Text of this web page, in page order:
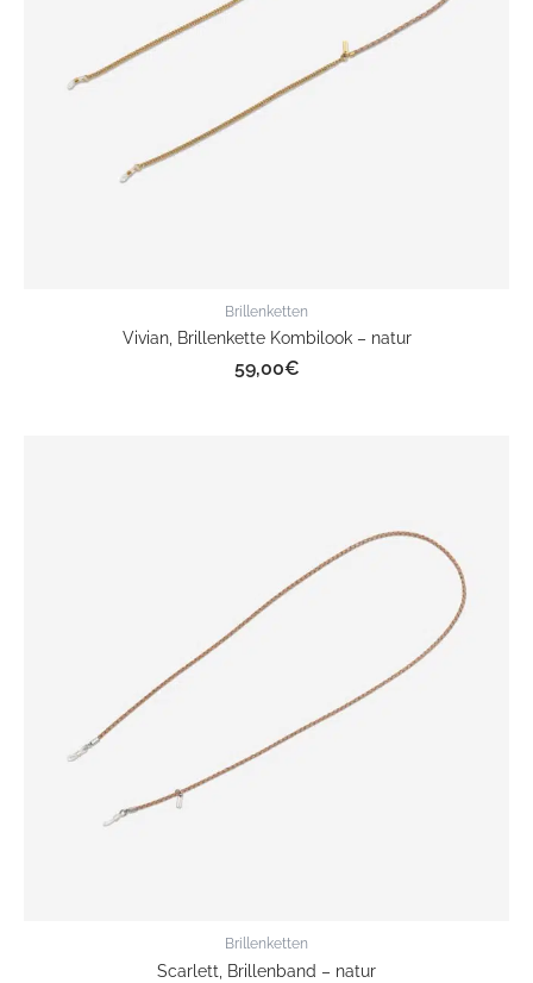
Brillenketten
Vivian, Brillenkette Kombilook – natur
59,00€
Brillenketten
Scarlett, Brillenband – natur